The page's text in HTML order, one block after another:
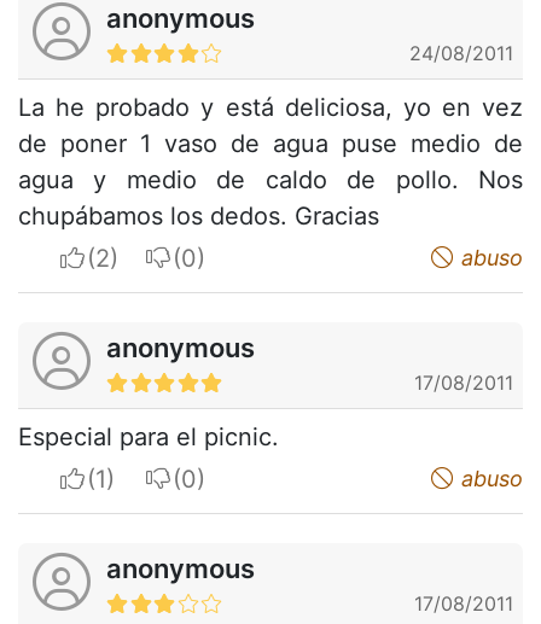
anonymous
24/08/2011
La he probado y está deliciosa, yo en vez
de poner 1 vaso de agua puse medio de
agua y medio de caldo de pollo. Nos
chupábamos los dedos. Gracias
I apreciateI do not appreciate abuso
anonymous
17/08/2011
Especial para el picnic.
I apreciateI do not appreciate abuso
anonymous
17/08/2011